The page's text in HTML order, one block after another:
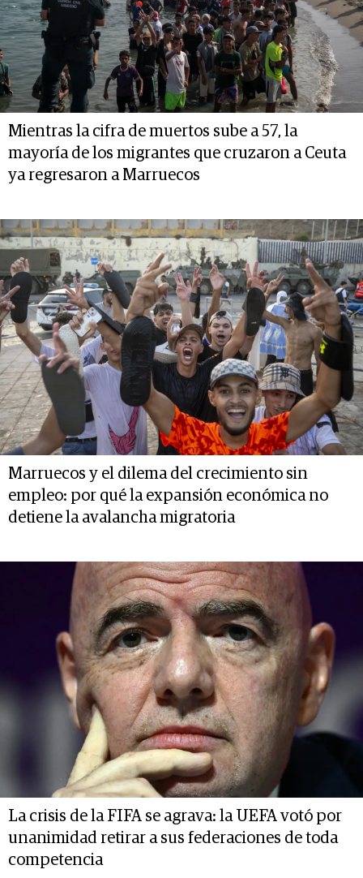
Mientras la cifra de muertos sube a 57, la
mayoría de los migrantes que cruzaron a Ceuta
ya regresaron a Marruecos
Marruecos y el dilema del crecimiento sin
empleo: por qué la expansión económica no
detiene la avalancha migratoria
La crisis de la FIFA se agrava: la UEFA votó por
unanimidad retirar a sus federaciones de toda
competencia